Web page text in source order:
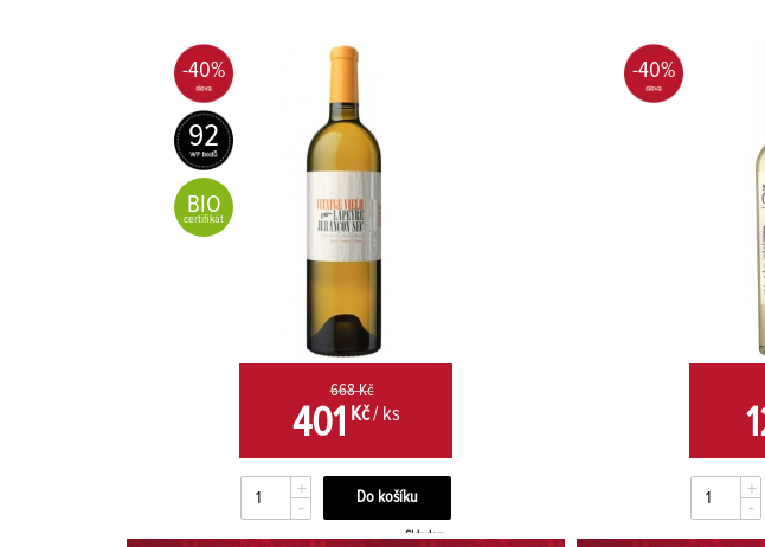
-40%
92
BIO
certifikát
668 Kč
401 Kč/ ks
+
-
Skladem
-40%
+
-